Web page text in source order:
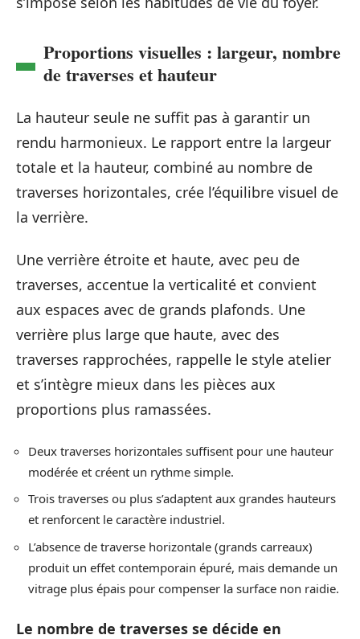
Proportions visuelles : largeur, nombre
de traverses et hauteur
La hauteur seule ne suffit pas à garantir un
rendu harmonieux. Le rapport entre la largeur
totale et la hauteur, combiné au nombre de
traverses horizontales, crée l’équilibre visuel de
la verrière.
Une verrière étroite et haute, avec peu de
traverses, accentue la verticalité et convient
aux espaces avec de grands plafonds. Une
verrière plus large que haute, avec des
traverses rapprochées, rappelle le style atelier
et s’intègre mieux dans les pièces aux
proportions plus ramassées.
Deux traverses horizontales suffisent pour une hauteur
modérée et créent un rythme simple.
Trois traverses ou plus s’adaptent aux grandes hauteurs
et renforcent le caractère industriel.
L’absence de traverse horizontale (grands carreaux)
produit un effet contemporain épuré, mais demande un
vitrage plus épais pour compenser la surface non raidie.
Le nombre de traverses se décide en